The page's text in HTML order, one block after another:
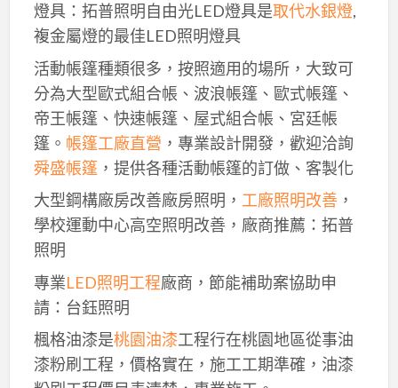
燈具：拓普照明自由光LED燈具是取代水銀燈,
複金屬燈的最佳LED照明燈具
活動帳篷種類很多，按照適用的場所，大致可
分為大型歐式組合帳、波浪帳篷、歐式帳篷、
帝王帳篷、快速帳篷、屋式組合帳、宮廷帳
篷。 帳篷工廠直營 ，專業設計開發，歡迎洽詢
舜盛帳篷，提供各種活動帳篷的訂做、客製化
大型鋼構廠房改善廠房照明， 工廠照明改善，
學校運動中心高空照明改善，廠商推薦：拓普
照明
專業LED照明工程廠商，節能補助案協助申
請：台鈺照明
楓格油漆是桃園油漆工程行在桃園地區從事油
漆粉刷工程，價格實在，施工工期準確，油漆